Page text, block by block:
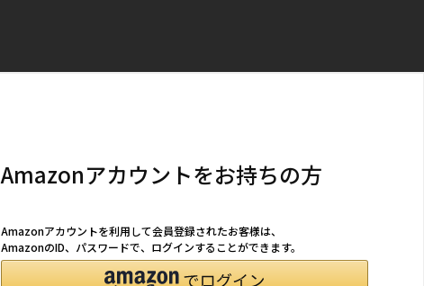
Amazonアカウントをお持ちの方
Amazonアカウントを利用して会員登録されたお客様は、
AmazonのID、パスワードで、ログインすることができます。